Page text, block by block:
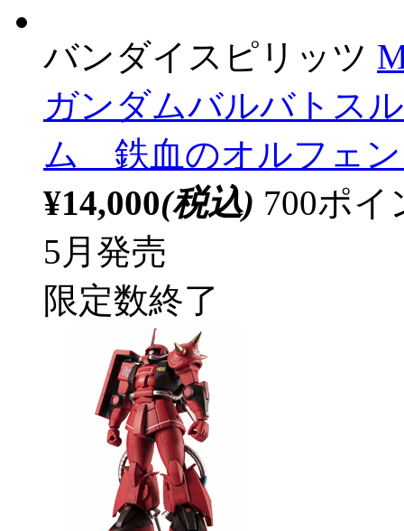
バンダイスピリッツ
ガンダムバルバトス
ム 鉄血のオルフェ
¥14,000(税込) 700ポ
5月発売
限定数終了